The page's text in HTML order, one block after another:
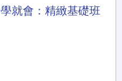
就會：精緻基礎班